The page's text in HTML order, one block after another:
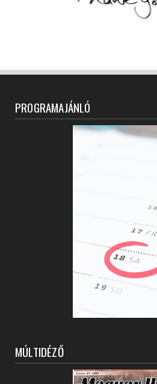
PROGRAMAJÁNLÓ
MÚLTIDÉZŐ